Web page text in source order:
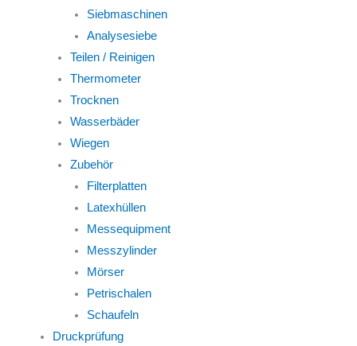
Siebmaschinen
Analysesiebe
Teilen / Reinigen
Thermometer
Trocknen
Wasserbäder
Wiegen
Zubehör
Filterplatten
Latexhüllen
Messequipment
Messzylinder
Mörser
Petrischalen
Schaufeln
Druckprüfung